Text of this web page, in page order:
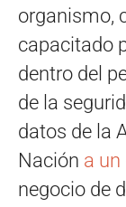
organismo,
capacitado
dentro del
de la
datos de la
Nación a un
negocio de